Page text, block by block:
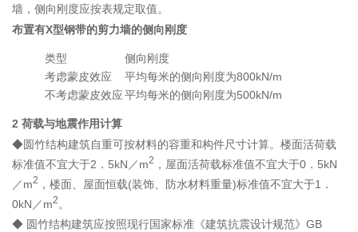
墙，侧向刚度应按表规定取值。
布置有X型钢带的剪力墙的侧向刚度
类型
侧向刚度
考虑蒙皮效应
平均每米的侧向刚度为800kN/m
不考虑蒙皮效应平均每米的侧向刚度为500kN/m
2 荷载与地震作用计算
◆圆竹结构建筑自重可按材料的容重和构件尺寸计算。楼面活荷载
标准值不宜大于2．5kN／m2 ，屋面活荷载标准值不宜大于0．5kN
／m2 ，楼面、屋面恒载(装饰、防水材料重量)标准值不宜大于1．
0kN／m2 。
◆ 圆竹结构建筑应按照现行国家标准《建筑抗震设计规范》GB